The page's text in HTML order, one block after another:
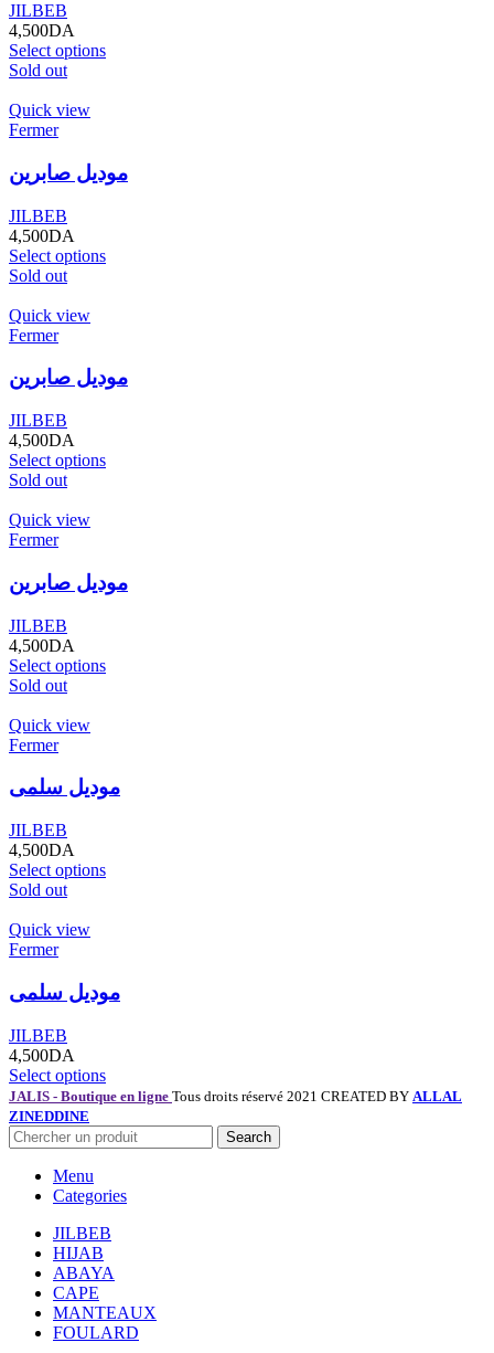
JILBEB
4,500DA
Select options
Sold out
Quick view
Fermer
موديل صابرين
JILBEB
4,500DA
Select options
Sold out
Quick view
Fermer
موديل صابرين
JILBEB
4,500DA
Select options
Sold out
Quick view
Fermer
موديل صابرين
JILBEB
4,500DA
Select options
Sold out
Quick view
Fermer
موديل سلمى
JILBEB
4,500DA
Select options
Sold out
Quick view
Fermer
موديل سلمى
JILBEB
4,500DA
Select options
JALIS - Boutique en ligne Tous droits réservé 2021 CREATED BY ALLAL
ZINEDDINE
Search
Menu
Categories
JILBEB
HIJAB
ABAYA
CAPE
MANTEAUX
FOULARD